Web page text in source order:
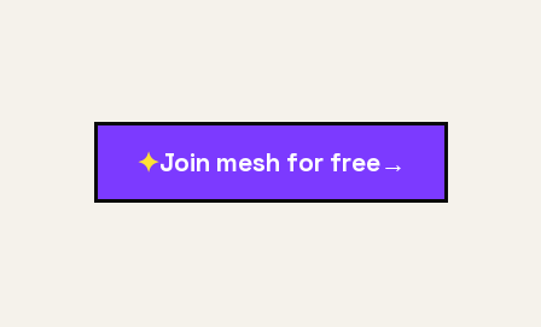
✦Join mesh for free→